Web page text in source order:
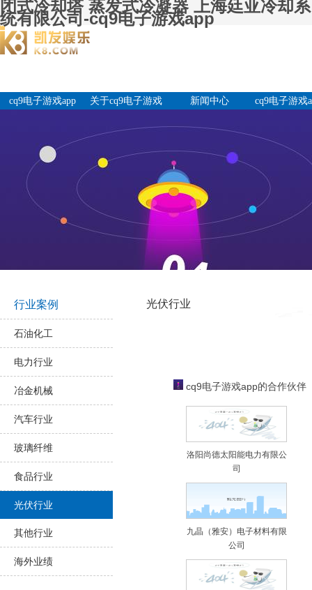
闭式冷却塔 蒸发式冷凝器 上海廷亚冷却系
统有限公司-cq9电子游戏app
cq9电子游戏app
关于cq9电子游戏
新闻中心
cq9电子游戏
行业案例
石油化工
电力行业
冶金机械
汽车行业
玻璃纤维
食品行业
光伏行业
其他行业
海外业绩
光伏行业
cq9电子游戏app的合作伙伴
洛阳尚德太阳能电力有限公
司
九晶（雅安）电子材料有限
公司